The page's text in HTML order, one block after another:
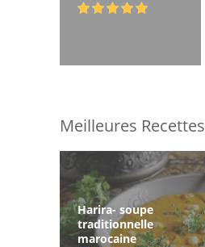
Meilleures Recettes
Harira- soupe
traditionnelle
marocaine